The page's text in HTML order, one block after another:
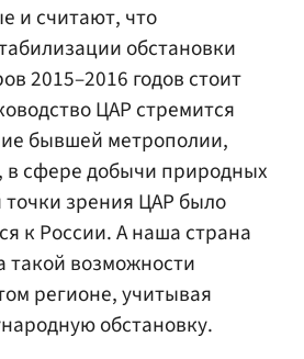
и считают, что
обстановки
2015–2016 годов стоит
ЦАР стремится
бывшей метрополии,
в сфере добычи природных
точки зрения ЦАР было
к России. А наша страна
такой возможности
регионе, учитывая
обстановку.